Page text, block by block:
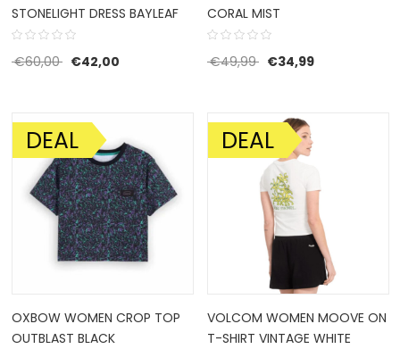
STONELIGHT DRESS BAYLEAF
€60,00 Oorspronkelijke prijs was: €60,00.
€42,00Huidige prijs is: €42,00.
CORAL MIST
€49,99 Oorspronkelijke prijs
€34,99Huidige prijs
AANBIEDING!
DEAL
OXBOW WOMEN CROP TOP
OUTBLAST BLACK
AANBIEDING!
DEAL
VOLCOM WOMEN MOOVE ON
T-SHIRT VINTAGE WHITE